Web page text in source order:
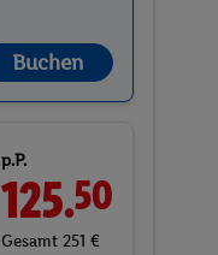
Buchen
p.P.
125.50
Gesamt 251 €